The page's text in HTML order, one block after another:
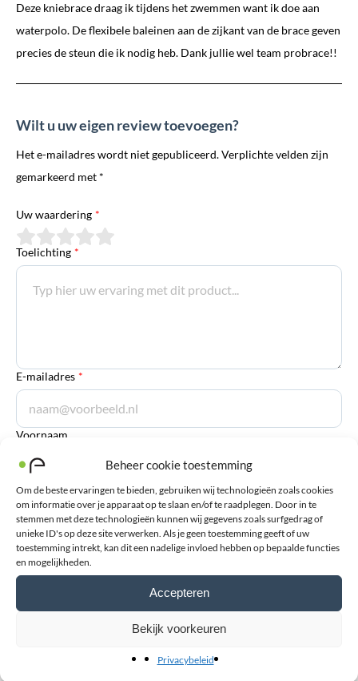
Beheer cookie toestemming
Om de beste ervaringen te bieden, gebruiken wij technologieën zoals cookies
om informatie over je apparaat op te slaan en/of te raadplegen. Door in te
stemmen met deze technologieën kunnen wij gegevens zoals surfgedrag of
unieke ID's op deze site verwerken. Als je geen toestemming geeft of uw
toestemming intrekt, kan dit een nadelige invloed hebben op bepaalde functies
en mogelijkheden.
Accepteren
Bekijk voorkeuren
Privacybeleid
Deze kniebrace draag ik tijdens het zwemmen want ik doe aan
waterpolo. De flexibele baleinen aan de zijkant van de brace geven
precies de steun die ik nodig heb. Dank jullie wel team probrace!!
Wilt u uw eigen review toevoegen?
Het e-mailadres wordt niet gepubliceerd. Verplichte velden zijn
gemarkeerd met *
Uw waardering *
Toelichting *
E-mailadres *
Voornaam
Achternaam